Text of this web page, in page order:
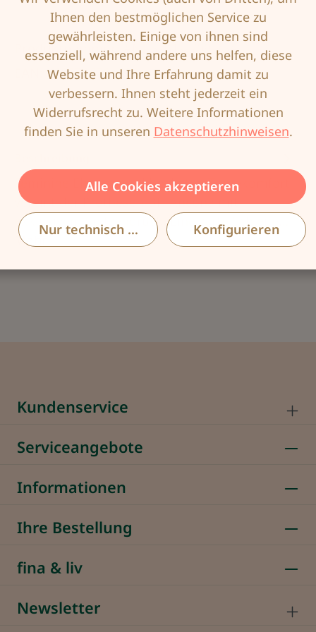
Produktnummer:
ANI-5761x-709-75A
4009706701606
Feminine Eleganz und höchsten Tragekomfort
vereint der Prothesen-BH Ancona mit
exklusivem Spitzendruck. Eine zarte Schleife…
Mehr
Kundenservice
Serviceangebote
Informationen
Ihre Bestellung
fina & liv
Newsletter
Ihnen den bestmöglichen Service zu
gewährleisten. Einige von ihnen sind
essenziell, während andere uns helfen, diese
Website und Ihre Erfahrung damit zu
verbessern. Ihnen steht jederzeit ein
Widerrufsrecht zu. Weitere Informationen
finden Sie in unseren Datenschutzhinweisen.
Alle Cookies akzeptieren
Nur technisch notwendigeKonfigurieren